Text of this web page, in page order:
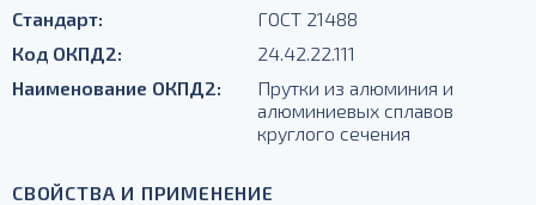
Стандарт:
ГОСТ 21488
Код ОКПД2:
24.42.22.111
Наименование ОКПД2:
Прутки из алюминия и
алюминиевых сплавов
круглого сечения
СВОЙСТВА И ПРИМЕНЕНИЕ